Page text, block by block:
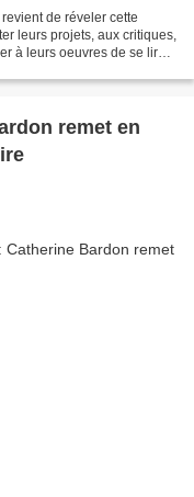
de réveler cette
leurs projets, aux critiques,
à leurs oeuvres de se lire
remet en